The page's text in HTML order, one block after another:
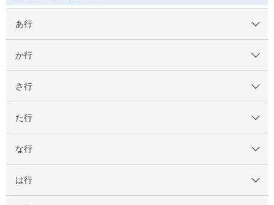
あ行
か行
さ行
た行
な行
は行